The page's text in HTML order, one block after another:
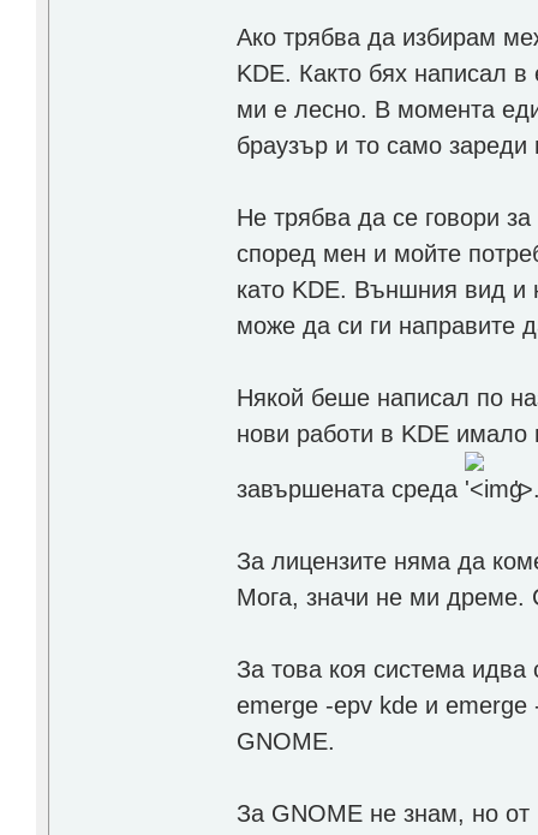
Ако трябва да избирам
KDE. Както бях написал
ми е лесно. В момента
браузър и то само
Не трябва да се говори
според мен и мойте
като KDE. Външния вид и
може да си ги направите
Някой беше написал по
нови работи в KDE
завършената среда '>
За лицензите няма да
Мога, значи не ми дреме.
За това коя система идва
emerge -еpv kde и emerge
GNOME.
За GNOME не знам, но